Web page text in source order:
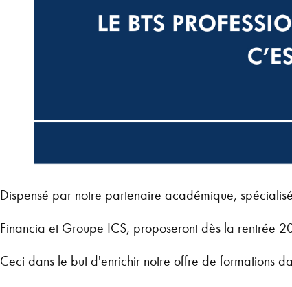
Dispensé par notre partenaire académique,
Financia et Groupe ICS, proposeront dès la rentrée
Ceci dans le but d'enrichir notre offre de formations